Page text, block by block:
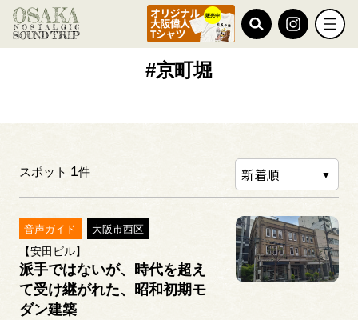
TOP #京町堀
#京町堀
スポット 1件
音声ガイド 大阪市西区
【安田ビル】
派手ではないが、時代を超え
て受け継がれた、昭和初期モ
ダン建築